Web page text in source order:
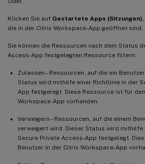
Klicken Sie auf Gestartete Apps (Sitzungen)
die in der Citrix Workspace-App geöffnet sind.
Sie können die Ressourcen nach dem Status
Access-App festgelegten Ressource filtern:
Zulassen – Ressourcen, auf die ein
Status wird mithilfe einer Richtlinie in der
App festgelegt. Diese Ressource ist für
Workspace-App vorhanden.
Verweigern – Ressourcen, auf die einem
verweigert wird. Dieser Status wird mithilfe
Secure Private Access-App festgelegt.
Benutzer in der Citrix Workspace-App